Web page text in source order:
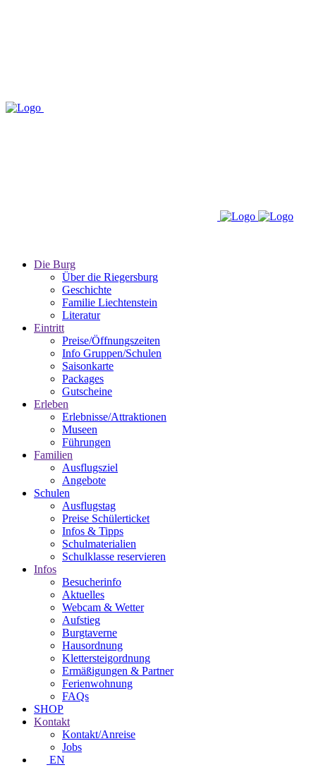
Die Burg
Über die Riegersburg
Geschichte
Familie Liechtenstein
Literatur
Eintritt
Preise/Öffnungszeiten
Info Gruppen/Schulen
Saisonkarte
Packages
Gutscheine
Erleben
Erlebnisse/Attraktionen
Museen
Führungen
Familien
Ausflugsziel
Angebote
Schulen
Ausflugstag
Preise Schülerticket
Infos & Tipps
Schulmaterialien
Schulklasse reservieren
Infos
Besucherinfo
Aktuelles
Webcam & Wetter
Aufstieg
Burgtaverne
Hausordnung
Klettersteigordnung
Ermäßigungen & Partner
Ferienwohnung
FAQs
SHOP
Kontakt
Kontakt/Anreise
Jobs
EN